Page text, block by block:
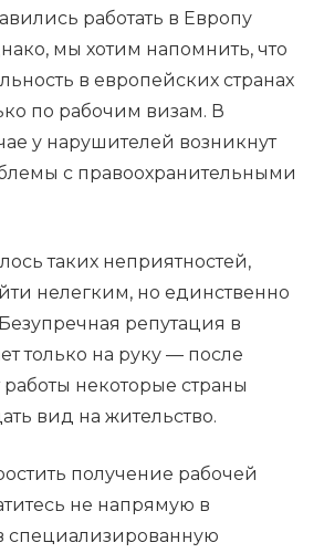
работать в Европу
мы хотим напомнить, что
в европейских странах
по рабочим визам. В
у нарушителей возникнут
с правоохранительными
таких неприятностей,
нелегким, но единственно
репутация в
только на руку — после
работы некоторые страны
вид на жительство.
получение рабочей
не напрямую в
специализированную